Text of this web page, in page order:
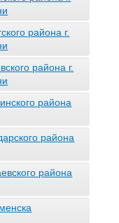
района г.
района г.
района
района
района